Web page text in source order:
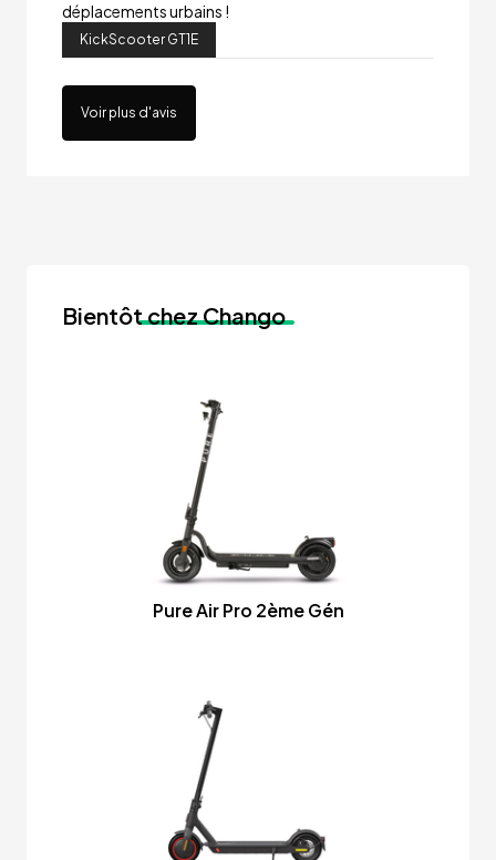
déplacements urbains !
KickScooter GT1E
Voir plus d'avis
Bientôtchez Chango
Pure Air Pro 2ème Gén